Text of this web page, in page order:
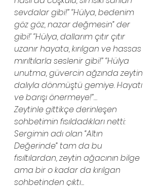
sevdalar gibi!’’ ‘’Hülya, bedenim
göz göz, nazar değmesin” der
gibi!’ ‘’Hülya, dallarım çıtır çıtır
uzanır hayata, kırılgan ve hassas
mırıltılarla seslenir gibi!’’ ‘’Hülya
unutma, güvercin ağzında zeytin
dalıyla dönmüştü gemiye. Hayatı
ve barışı önermeye!’’…
Zeytinle gittikçe derinleşen
sohbetimin fısıldadıkları netti:
Sergimin adı olan “Altın
Değerinde” tam da bu
fısıltılardan, zeytin ağacının bilge
ama bir o kadar da kırılgan
sohbetinden çıktı...